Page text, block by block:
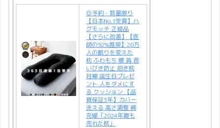
◎予約・数量限り
【日本No.1受賞】ハ
グモッチ 正規品
【さらに改善】【医
師の92%推奨】20万
人の眠りを変えた
枕 ふわもち 腰 肩 首
いびき防止 抱き枕
妊婦 誕生日プレゼ
ント 人をダメにす
る クッション 【品
質保証3年】カバー
洗える 高さ調整 補
充綿「2024年最も
売れた枕」